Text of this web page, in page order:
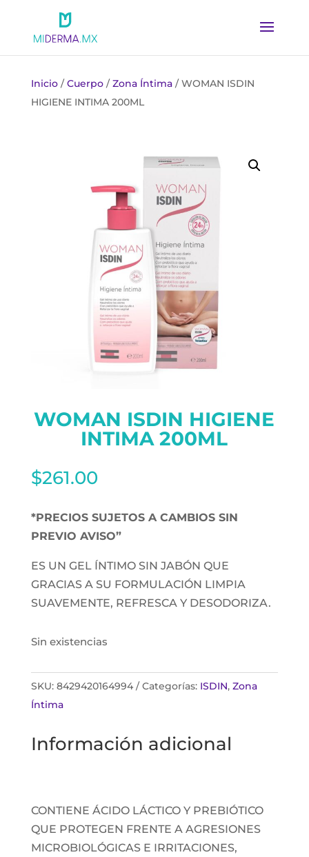
Inicio/Cuerpo/Zona Íntima/ WOMAN ISDIN
HIGIENE INTIMA 200ML
WOMAN ISDIN HIGIENE
INTIMA 200ML
$261.00
*PRECIOS SUJETOS A CAMBIOS SIN
PREVIO AVISO”
ES UN GEL ÍNTIMO SIN JABÓN QUE
GRACIAS A SU FORMULACIÓN LIMPIA
SUAVEMENTE, REFRESCA Y DESODORIZA.
Sin existencias
SKU: 8429420164994 Categorías: ISDIN, Zona
Íntima
Información adicional
CONTIENE ÁCIDO LÁCTICO Y PREBIÓTICO
QUE PROTEGEN FRENTE A AGRESIONES
MICROBIOLÓGICAS E IRRITACIONES,